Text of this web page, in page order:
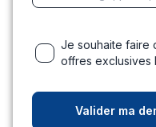
Je souhaite faire
offres exclusives